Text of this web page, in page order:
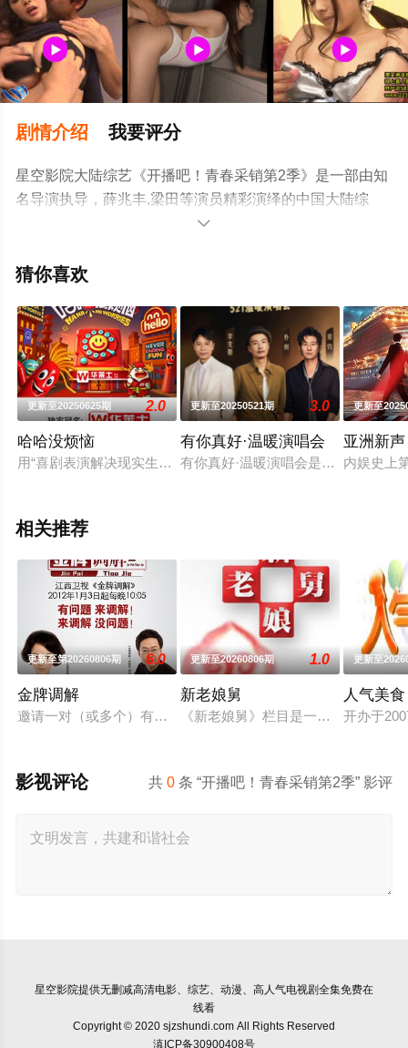
剧情介绍 我要评分
星空影院大陆综艺《开播吧！青春采销第2季》是一部由知
名导演执导，薛兆丰,梁田等演员精彩演绎的中国大陆综
艺，手机免费观看高清无删减完整版综艺节目就上星空电
等平台了解。

猜你喜欢
更新至20250625期 2.0
哈哈没烦恼
用“喜剧表演解决现实生活烦恼”的实验型解压综艺。节目由大张
更新至20250521期 3.0
有你真好·温暖演唱会
有你真好·温暖演唱会是江苏卫视重
更新至
亚洲新声
内娱史上
相关推荐
更新至第20260806期 6.0
金牌调解
邀请一对（或多个）有矛盾的当事人进入演播室，主持人和人民
更新至20260806期 1.0
新老娘舅
《新老娘舅》栏目是一档全国首创
更新至
人气美食
开办于
共0 条 “开播吧！青春采销第2季” 影评
影视评论
星空影院提供无删减高清电影、综艺、动漫、高人气电视剧全集免费在
线看
Copyright © 2020 sjzshundi.com All Rights Reserved
滇ICP备30900408号